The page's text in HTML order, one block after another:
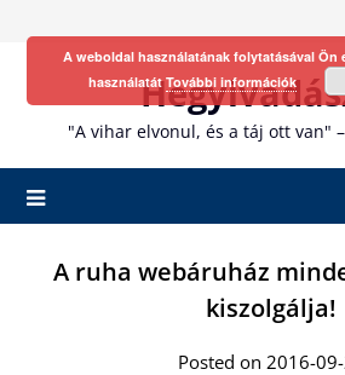
"A vihar elvonul, és a táj ott van"
A ruha webáruház
kiszolgálja!
Posted on 2016-
A weboldal használatának folytatásával Ön
használatátTovábbi információk